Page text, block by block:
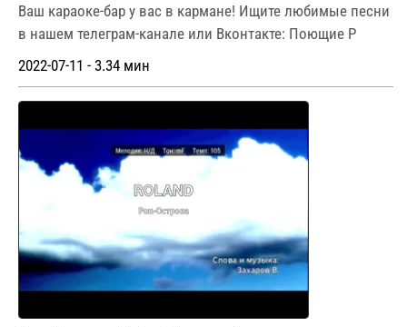
Ваш караоке-бар у вас в кармане! Ищите любимые песни
в нашем телеграм-канале или Вконтакте: Поющие Р
2022-07-11 - 3.34 мин